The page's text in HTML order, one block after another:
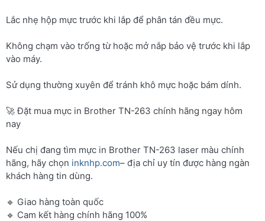
Lắc nhẹ hộp mực trước khi lắp để phân tán đều mực.
Không chạm vào trống từ hoặc mở nắp bảo vệ trước khi lắp
vào máy.
Sử dụng thường xuyên để tránh khô mực hoặc bám dính.
🚀 Đặt mua mực in Brother TN-263 chính hãng ngay hôm
nay
Nếu chị đang tìm mực in Brother TN-263 laser màu chính
hãng, hãy chọn inknhp.com– địa chỉ uy tín được hàng ngàn
khách hàng tin dùng.
🔹 Giao hàng toàn quốc
🔹 Cam kết hàng chính hãng 100%